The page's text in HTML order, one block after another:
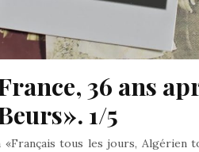
36 ans
1/5
«Français tous les jours, Algérien